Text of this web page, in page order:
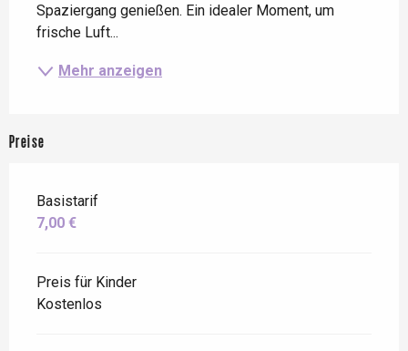
Spaziergang genießen. Ein idealer Moment, um
frische Luft...
Mehr anzeigen
Preise
Basistarif
7,00 €
Preis für Kinder
Kostenlos